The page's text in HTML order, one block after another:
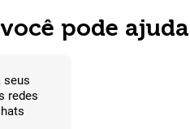
pode
seus
redes